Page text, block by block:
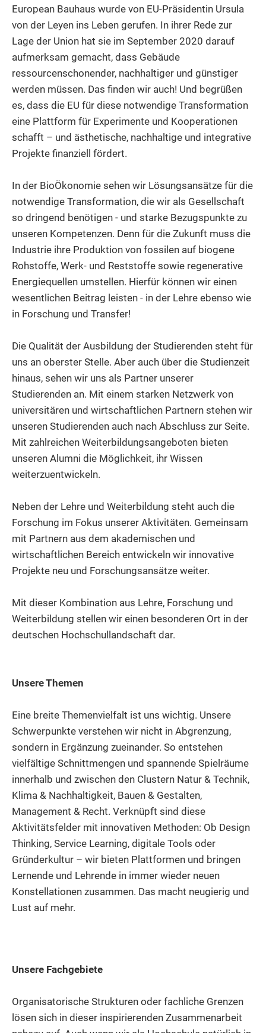
European Bauhaus wurde von EU-Präsidentin Ursula
von der Leyen ins Leben gerufen. In ihrer Rede zur
Lage der Union hat sie im September 2020 darauf
aufmerksam gemacht, dass Gebäude
ressourcenschonender, nachhaltiger und günstiger
werden müssen. Das finden wir auch! Und begrüßen
es, dass die EU für diese notwendige Transformation
eine Plattform für Experimente und Kooperationen
schafft – und ästhetische, nachhaltige und integrative
Projekte finanziell fördert.
In der BioÖkonomie sehen wir Lösungsansätze für die
notwendige Transformation, die wir als Gesellschaft
so dringend benötigen - und starke Bezugspunkte zu
unseren Kompetenzen. Denn für die Zukunft muss die
Industrie ihre Produktion von fossilen auf biogene
Rohstoffe, Werk- und Reststoffe sowie regenerative
Energiequellen umstellen. Hierfür können wir einen
wesentlichen Beitrag leisten - in der Lehre ebenso wie
in Forschung und Transfer!
Die Qualität der Ausbildung der Studierenden steht für
uns an oberster Stelle. Aber auch über die Studienzeit
hinaus, sehen wir uns als Partner unserer
Studierenden an. Mit einem starken Netzwerk von
universitären und wirtschaftlichen Partnern stehen wir
unseren Studierenden auch nach Abschluss zur Seite.
Mit zahlreichen Weiterbildungsangeboten bieten
unseren Alumni die Möglichkeit, ihr Wissen
weiterzuentwickeln.
Neben der Lehre und Weiterbildung steht auch die
Forschung im Fokus unserer Aktivitäten. Gemeinsam
mit Partnern aus dem akademischen und
wirtschaftlichen Bereich entwickeln wir innovative
Projekte neu und Forschungsansätze weiter.
Mit dieser Kombination aus Lehre, Forschung und
Weiterbildung stellen wir einen besonderen Ort in der
deutschen Hochschullandschaft dar.
Unsere Themen
Eine breite Themenvielfalt ist uns wichtig. Unsere
Schwerpunkte verstehen wir nicht in Abgrenzung,
sondern in Ergänzung zueinander. So entstehen
vielfältige Schnittmengen und spannende Spielräume
innerhalb und zwischen den Clustern Natur & Technik,
Klima & Nachhaltigkeit, Bauen & Gestalten,
Management & Recht. Verknüpft sind diese
Aktivitätsfelder mit innovativen Methoden: Ob Design
Thinking, Service Learning, digitale Tools oder
Gründerkultur – wir bieten Plattformen und bringen
Lernende und Lehrende in immer wieder neuen
Konstellationen zusammen. Das macht neugierig und
Lust auf mehr.
Unsere Fachgebiete
Organisatorische Strukturen oder fachliche Grenzen
lösen sich in dieser inspirierenden Zusammenarbeit